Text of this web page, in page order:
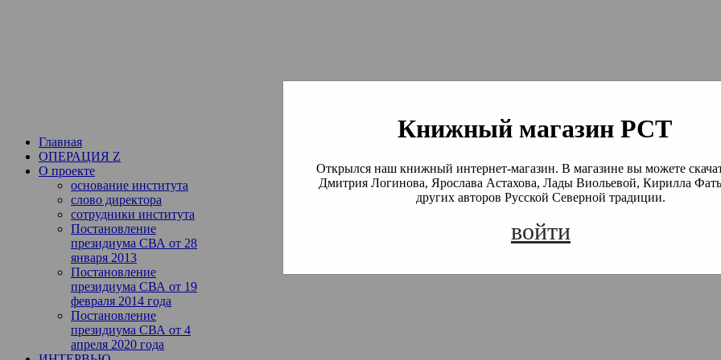
Книжный магазин РСТ
Открылся наш книжный интернет-магазин. В магазине вы можете
Дмитрия Логинова, Ярослава Астахова, Лады Виольевой, Кирилла
других авторов Русской Северной традиции.
войти
Институт богословия Русской Северной Традиции
Главная
ОПЕРАЦИЯ Z
О проекте
основание института
слово директора
сотрудники института
Постановление
президиума СВА от 28
января 2013
Постановление
президиума СВА от 19
февраля 2014 года
Постановление
президиума СВА от 4
апреля 2020 года